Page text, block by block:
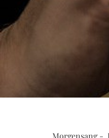
Morgensang -